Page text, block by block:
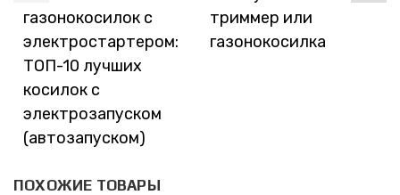
газонокосилок с
электростартером:
ТОП-10 лучших
косилок с
электрозапуском
(автозапуском)
триммер или
газонокосилка
ПОХОЖИЕ ТОВАРЫ